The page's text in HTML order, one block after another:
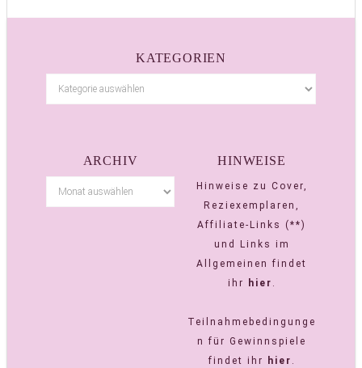
KATEGORIEN
ARCHIV HINWEISE
Hinweise zu Cover,
Reziexemplaren,
Affiliate-Links (**)
und Links im
Allgemeinen findet
ihr
hier .
Teilnahmebedingunge
n für Gewinnspiele
findet ihr
hier .